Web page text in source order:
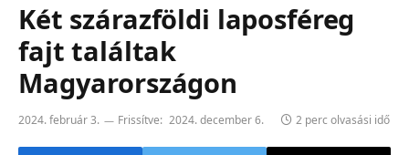
Két szárazföldi laposféreg
fajt találtak
Magyarországon
2024. február 3. Frissítve: 2024. december 6. 2 perc olvasási idő